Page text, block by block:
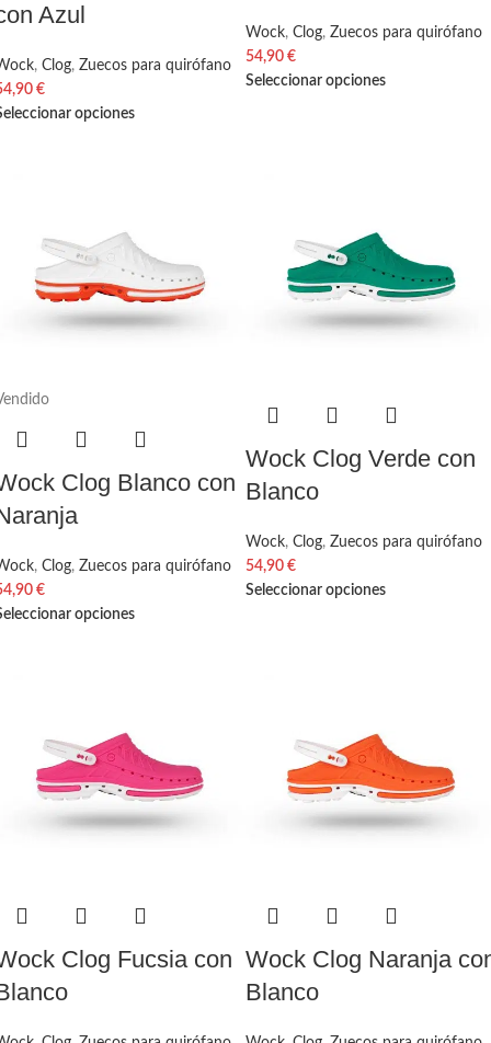
Azul
, Clog, Zuecos para quirófano
€
opciones
Wock, Clog, Zuecos para quirófano
54,90 €
Seleccionar opciones
Clog Blanco con
, Clog, Zuecos para quirófano
€
opciones
Wock Clog Verde con
Blanco
Wock, Clog, Zuecos para quirófano
54,90 €
Seleccionar opciones
Clog Fucsia con Wock Clog Naranja
Blanco